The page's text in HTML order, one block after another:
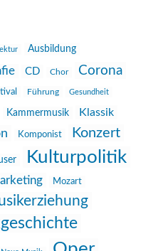
Ausbildung
CD Chor Corona
Führung Gesundheit
Kammermusik
Klassik
Komponist Konzert
Kulturpolitik
Mozart